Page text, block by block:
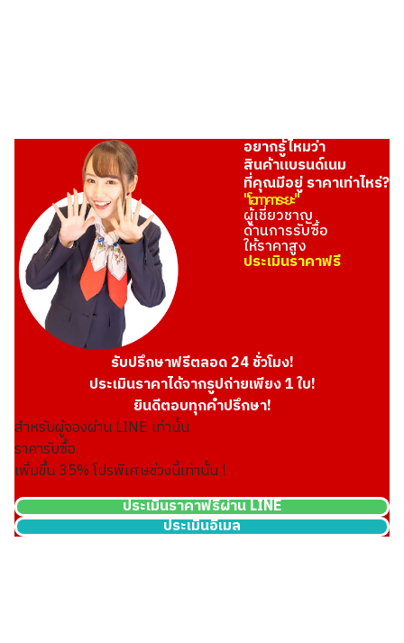
Louis Vuitton Damier Graphite Sac Pla Messenger Handbag
อยากรู้ไหมว่า
สินค้าแบรนด์เนม
ที่คุณมีอยู่ ราคาเท่าไหร่?
"โอทาคาระยะ"
ผู้เชี่ยวชาญ
ด้านการรับซื้อ
ให้ราคาสูง
ประเมินราคาฟรี
รับปรึกษาฟรีตลอด 24 ชั่วโมง!
ประเมินราคาได้จากรูปถ่ายเพียง 1 ใบ!
ยินดีตอบทุกคำปรึกษา!
สำหรับผู้จองผ่าน LINE เท่านั้น
ราคารับซื้อ
เพิ่มขึ้น35% โปรพิเศษช่วงนี้เท่านั้น !
ประเมินราคาฟรีผ่าน LINE
ประเมินอีเมล